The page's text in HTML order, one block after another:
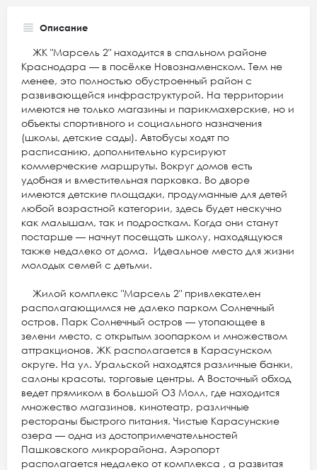
Описание
ЖК "Марсель 2" находится в спальном районе
Краснодара — в посёлке Новознаменском. Тем не
менее, это полностью обустроенный район с
развивающейся инфраструктурой. На территории
имеются не только магазины и парикмахерские, но и
объекты спортивного и социального назначения
(школы, детские сады). Автобусы ходят по
расписанию, дополнительно курсируют
коммерческие маршруты. Вокруг домов есть
удобная и вместительная парковка. Во дворе
имеются детские площадки, продуманные для детей
любой возрастной категории, здесь будет нескучно
как малышам, так и подросткам. Когда они станут
постарше — начнут посещать школу, находящуюся
также недалеко от дома. Идеальное место для жизни
молодых семей с детьми.
Жилой комплекс "Марсель 2" привлекателен
располагающимся не далеко парком Солнечный
остров. Парк Солнечный остров — утопающее в
зелени место, с открытым зоопарком и множеством
аттракционов. ЖК располагается в Карасунском
округе. На ул. Уральской находятся различные банки,
салоны красоты, торговые центры. А Восточный обход
ведет прямиком в большой ОЗ Молл, где находится
множество магазинов, кинотеатр, различные
рестораны быстрого питания. Чистые Карасунские
озера — одна из достопримечательностей
Пашковского микрорайона. Аэропорт
располагается недалеко от комплекса , а развитая